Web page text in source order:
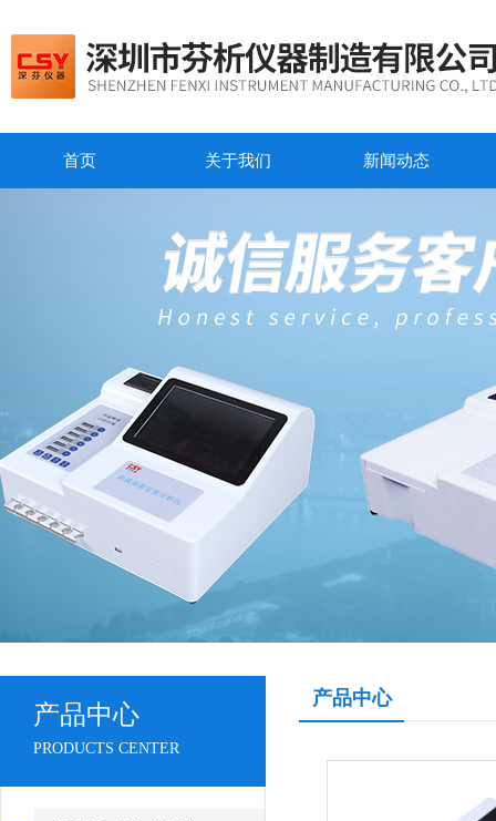
首页 关于我们 新闻动态
产品中心
PRODUCTS CENTER
产品中心